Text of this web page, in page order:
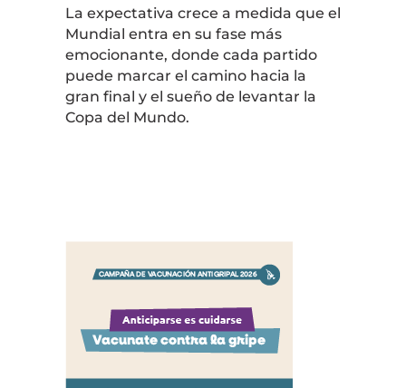
La expectativa crece a medida que el
Mundial entra en su fase más
emocionante, donde cada partido
puede marcar el camino hacia la
gran final y el sueño de levantar la
Copa del Mundo.